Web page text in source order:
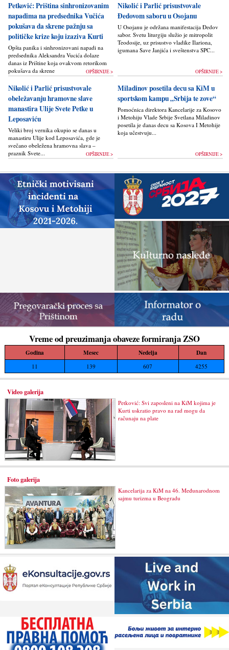
Petković: Priština sinhronizovanim
napadima na predsednika Vučića
pokušava da skrene pažnju sa
političke krize koju izaziva Kurti
Opšta panika i sinhronizovani napadi na
predsednika Aleksandra Vucića dolaze
danas iz Prištine koja ovakvom retorikom
pokušava da skrene pažnju javnosti sa
političke krize...
OPŠIRNIJE >
Nikolić i Parlić prisustvovale
Đedovom saboru u Osojanu
U Osojanu je održana manifestacija Đedov
sabor. Svetu liturgiju služio je mitropolit
Teodosije, uz prisustvo vladike Ilariona,
igumana Save Janjića i sveštenstva SPC...
OPŠIRNIJE >
Nikolić i Parlić prisustvovale
obeležavanju hramovne slave
manastira Ulije Svete Petke u
Leposaviću
Veliki broj vernika okupio se danas u
manastiru Ulije kod Leposavića, gde je
svečano obeležena hramovna slava –
praznik Svete...
OPŠIRNIJE >
Miladinov posetila decu sa KiM u
sportskom kampu „Srbija te zove“
Pomoćnica direktora Kancelarije za Kosovo
i Metohiju Vlade Srbije Svetlana Miladinov
posetila je danas decu sa Kosova I Metohije
koja učestvuju...
OPŠIRNIJE >
Vreme od preuzimanja obaveze formiranja ZSO
Godina Mesec Nedelja Dan
11 139 607 4255
Video galerija
Petković: Svi zaposleni na KiM kojima je
Kurti uskratio pravo na rad mogu da
računaju na plate
Foto galerija
Kancelarija za KiM na 46. Međunarodnom
sajmu turizma u Beogradu